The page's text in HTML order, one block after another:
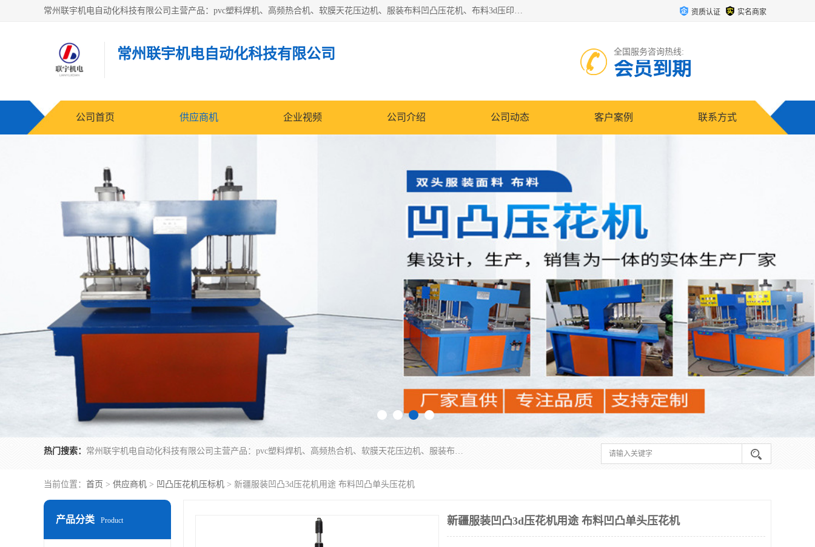
常州联宇机电自动化科技有限公司主营产品：pvc塑料焊机、高频热合机、软膜天花压边机、服装布料凹凸压花机、布料3d压印设备、服装植胶设备、超声波布料花边机、无纺布热合机、全自动压花机。 资质认证 实名商家
常州联宇机电自动化科技有限公司 全国服务咨询热线:
会员到期
公司首页 供应商机 企业视频 公司介绍 公司动态 客户案例 联系方式
热门搜索： 常州联宇机电自动化科技有限公司主营产品：pvc塑料焊机、高频热合机、软膜天花压边机、服装布料凹凸压花机、布料3d压印设备、服装植胶设备、超声波布料花边机、无纺布热合机、全自动压花机。
当前位置： 首页 > 供应商机 > 凹凸压花机压标机 > 新疆服装凹凸3d压花机用途 布料凹凸单头压花机
产品分类 Product 新疆服装凹凸3d压花机用途 布料凹凸单头压花机